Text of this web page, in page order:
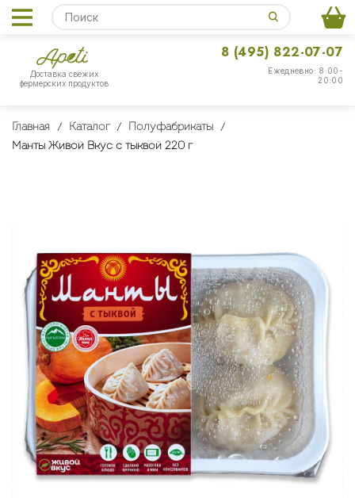
Доставка свежих
фермерских продуктов
Ежедневно: 8:00-
20:00
8 (495) 822-07-07
Главная Каталог
Полуфабрикаты
Манты Живой Вкус с тыквой 220 г